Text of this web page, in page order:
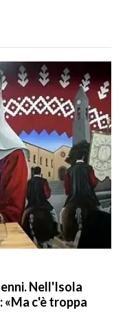
Nell'Isola
«Ma c'è troppa